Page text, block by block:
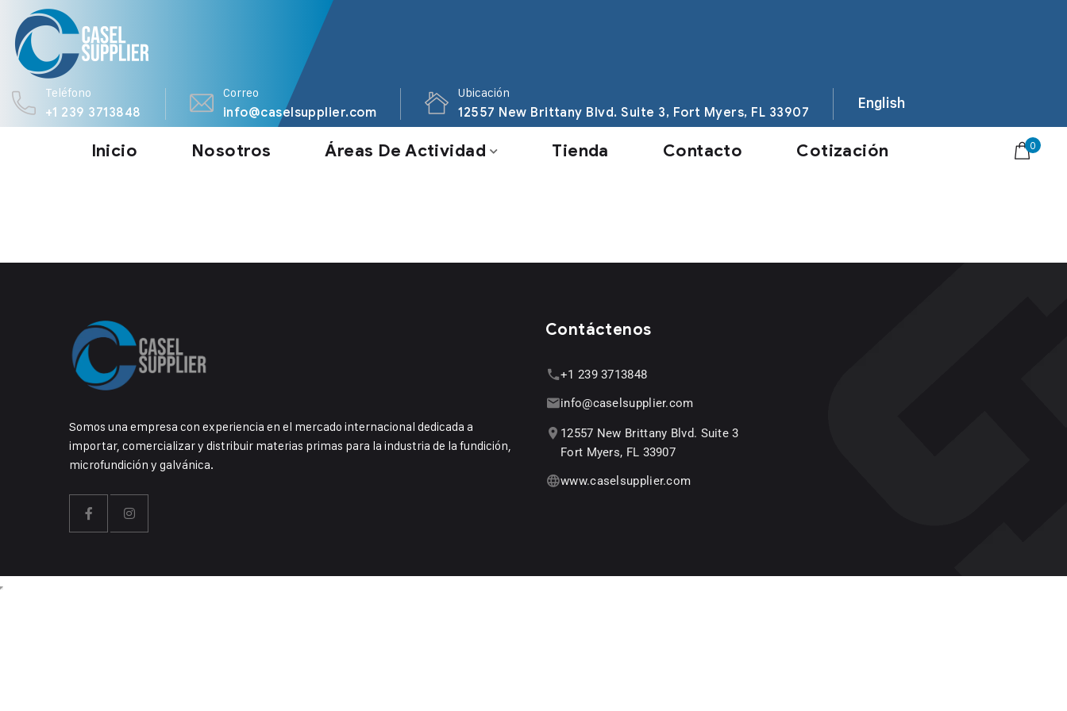
Teléfono
+1 239 3713848
Correo
info@caselsupplier.com
Ubicación
12557 New Brittany Blvd. Suite 3, Fort Myers, FL 33907
English
Inicio Nosotros Áreas De Actividad Tienda Contacto Cotización 0
Somos una empresa con experiencia en el mercado internacional dedicada a
importar, comercializar y distribuir materias primas para la industria de la fundición,
microfundición y galvánica.
Contáctenos
+1 239 3713848
info@caselsupplier.com
12557 New Brittany Blvd. Suite 3
Fort Myers, FL 33907
www.caselsupplier.com